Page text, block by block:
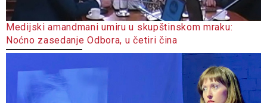
Medijski amandmani umiru u skupštinskom mraku:
Noćno zasedanje Odbora, u četiri čina